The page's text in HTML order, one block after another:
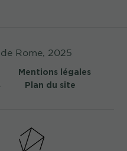
Rome, 2025
Mentions légales
Plan du site